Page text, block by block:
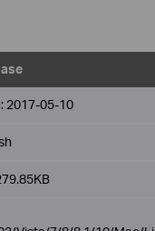
2017-05-10